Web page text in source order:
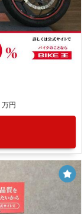
万円